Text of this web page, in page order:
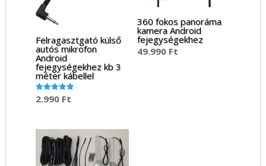
Felragasztgató külső
autós mikrofon
Android
fejegységekhez kb 3
méter kábellel
Értékelés:
5.00
2.990 Ft
360 fokos panoráma
kamera Android
fejegységekhez
49.990 Ft